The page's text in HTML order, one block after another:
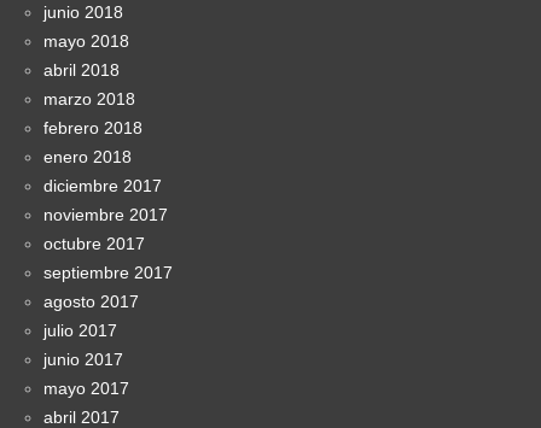
junio 2018
mayo 2018
abril 2018
marzo 2018
febrero 2018
enero 2018
diciembre 2017
noviembre 2017
octubre 2017
septiembre 2017
agosto 2017
julio 2017
junio 2017
mayo 2017
abril 2017